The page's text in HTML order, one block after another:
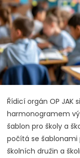
Řídicí orgán OP JAK
harmonogramem
šablon pro školy a
počítá se šablonami
školních družin a